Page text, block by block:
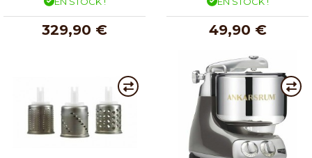
329,90 € 49,90 €